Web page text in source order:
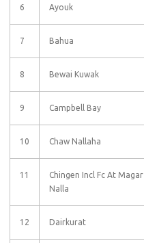
6 Ayouk
7 Bahua
8 Bewai Kuwak
9 Campbell Bay
10 Chaw Nallaha
11
Chingen Incl Fc At Magar
Nalla
12 Dairkurat